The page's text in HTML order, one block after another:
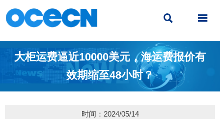
 
大柜运费逼近10000美元，海运费报价有
效期缩至48小时？
时间：2024/05/14